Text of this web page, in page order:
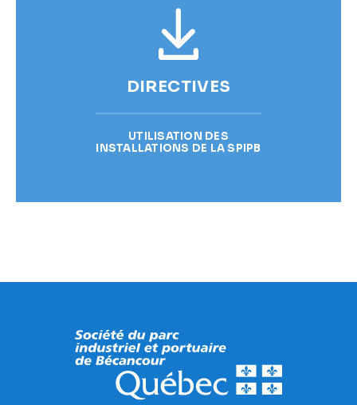
DIRECTIVES
UTILISATION DES
INSTALLATIONS DE LA SPIPB